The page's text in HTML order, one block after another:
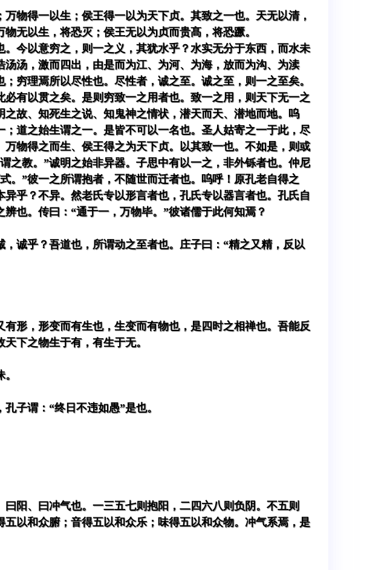
物得一以生；侯王得一以为天下贞。其致之一也。天无以清，
无以生，将恐灭；侯王无以为贞而贵髙，将恐蹶。
今以意穷之，则一之义，其犹水乎？水实无分于东西，而水未
汤，激而四出，由是而为江、为河、为海，放而为沟、为渎
穷理焉所以尽性也。尽性者，诚之至。诚之至，则一之至矣。
有以贯之矣。是则穷致一之用者也。致一之用，则天下无一之
故、知死生之说、知鬼神之情状，潜天而天、潜地而地。呜
道之始生谓之一。是皆不可以一名也。圣人姑寄之一于此，尽
物得之而生、侯王得之为天下贞。以其致一也。不如是，则或
之教。”诚明之始非异器。子思中有以一之，非外铄者也。仲尼
。”彼一之所谓抱者，不随世而迁者也。呜呼！原孔老自得之
乎？不异。然老氏专以形言者也，孔氏专以器言者也。孔氏自
也。传曰：“通于一，万物毕。”彼诸儒于此何知焉？
诚乎？吾道也，所谓动之至者也。庄子曰：“精之又精，反以
形，形变而有生也，生变而有物也，是四时之相禅也。吾能反
下之物生于有，有生于无。
子谓：“终日不违如愚”是也。
阳、曰冲气也。一三五七则抱阳，二四六八则负阴。不五则
以和众腑；音得五以和众乐；味得五以和众物。冲气系焉，是